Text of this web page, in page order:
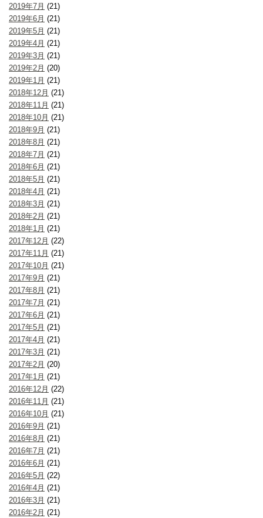
2019年7月 (21)
2019年6月 (21)
2019年5月 (21)
2019年4月 (21)
2019年3月 (21)
2019年2月 (20)
2019年1月 (21)
2018年12月 (21)
2018年11月 (21)
2018年10月 (21)
2018年9月 (21)
2018年8月 (21)
2018年7月 (21)
2018年6月 (21)
2018年5月 (21)
2018年4月 (21)
2018年3月 (21)
2018年2月 (21)
2018年1月 (21)
2017年12月 (22)
2017年11月 (21)
2017年10月 (21)
2017年9月 (21)
2017年8月 (21)
2017年7月 (21)
2017年6月 (21)
2017年5月 (21)
2017年4月 (21)
2017年3月 (21)
2017年2月 (20)
2017年1月 (21)
2016年12月 (22)
2016年11月 (21)
2016年10月 (21)
2016年9月 (21)
2016年8月 (21)
2016年7月 (21)
2016年6月 (21)
2016年5月 (22)
2016年4月 (21)
2016年3月 (21)
2016年2月 (21)